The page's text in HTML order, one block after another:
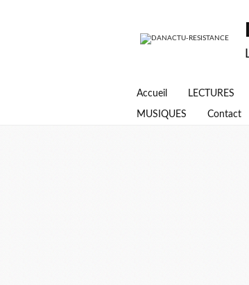
Accueil LECTURES
MUSIQUES Contact